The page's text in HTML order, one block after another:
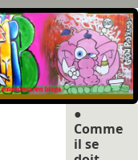
●
Comme
il se